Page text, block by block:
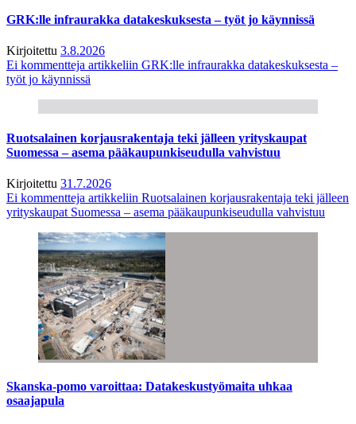
GRK:lle infraurakka datakeskuksesta – työt jo käynnissä
Kirjoitettu 3.8.2026
Ei kommentteja artikkeliin GRK:lle infraurakka datakeskuksesta –
työt jo käynnissä
Ruotsalainen korjausrakentaja teki jälleen yrityskaupat
Suomessa – asema pääkaupunkiseudulla vahvistuu
Kirjoitettu 31.7.2026
Ei kommentteja artikkeliin Ruotsalainen korjausrakentaja teki jälleen
yrityskaupat Suomessa – asema pääkaupunkiseudulla vahvistuu
Skanska-pomo varoittaa: Datakeskustyömaita uhkaa
osaajapula